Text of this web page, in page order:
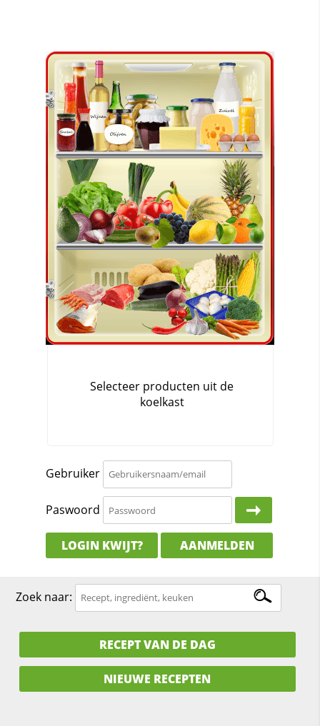
Gebruiker
Paswoord
LOGIN KWIJT? AANMELDEN
Zoek naar:
RECEPT VAN DE DAG
NIEUWE RECEPTEN